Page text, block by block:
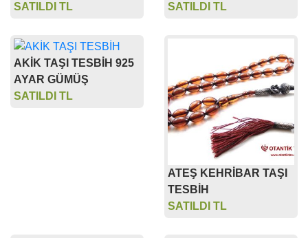
SATILDI TL
SATILDI TL
AKİK TAŞI TESBİH 925
AYAR GÜMÜŞ
SATILDI TL
ATEŞ KEHRİBAR TAŞI
TESBİH
SATILDI TL